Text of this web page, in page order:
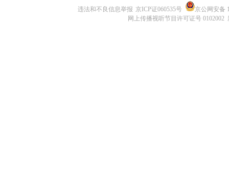
违法和不良信息举报 京ICP证060535号
京公网安备
网上传播视听节目许可证号 0102002